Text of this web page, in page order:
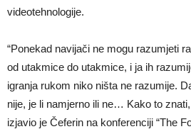
videotehnologije.
“Ponekad navijači ne mogu razumjeti
od utakmice do utakmice, i ja ih
igranja rukom niko ništa ne razumije.
nije, je li namjerno ili ne… Kako to
izjavio je Čeferin na konferenciji “The